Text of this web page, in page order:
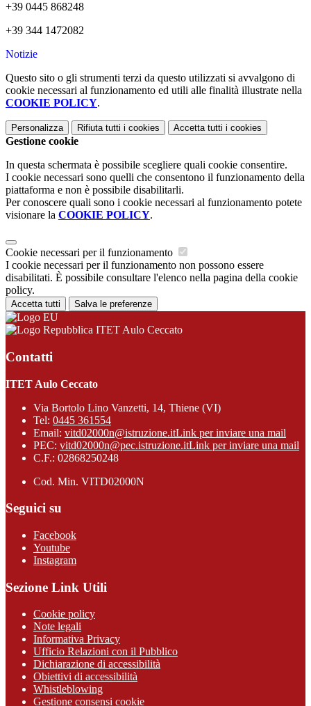
+39 0445 868248
+39 344 1472082
Notizie
Questo sito o gli strumenti terzi da questo utilizzati si avvalgono di
cookie necessari al funzionamento ed utili alle finalità illustrate nella
COOKIE POLICY.
Personalizza Rifiuta tutti i cookies Accetta tutti i cookies
Gestione cookie
In questa schermata è possibile scegliere quali cookie consentire.
I cookie necessari sono quelli che consentono il funzionamento della
piattaforma e non è possibile disabilitarli.
Per conoscere quali sono i cookie necessari al funzionamento potete
visionare la COOKIE POLICY.
Cookie necessari per il funzionamento
I cookie necessari per il funzionamento non possono essere
disabilitati. È possibile consultare l'elenco nella pagina della cookie
policy.
Accetta tutti Salva le preferenze
ITET Aulo Ceccato
Contatti
ITET Aulo Ceccato
Via Bortolo Lino Vanzetti, 14, Thiene (VI)
Tel: 0445 361554
Email: vitd02000n@istruzione.itLink per inviare una mail
PEC: vitd02000n@pec.istruzione.itLink per inviare una mail
C.F.: 02868250248
Cod. Min. VITD02000N
Seguici su
Facebook
Youtube
Instagram
Sezione Link Utili
Cookie policy
Note legali
Informativa Privacy
Ufficio Relazioni con il Pubblico
Dichiarazione di accessibilità
Obiettivi di accessibilità
Whistleblowing
Gestione consensi cookie